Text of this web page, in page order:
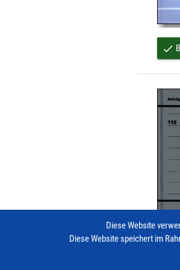
done
done
Diese Website
Diese Website speichert im